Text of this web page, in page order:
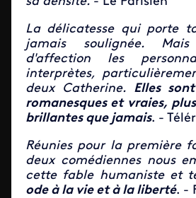
La délicatesse qui porte
jamais soulignée.
d'affection les
interprètes,
deux Catherine. Elles
romanesques et vraies,
brillantes que jamais. -
Réunies pour la première
deux comédiennes nous
cette fable humaniste et
ode à la vie et à la liberté. -